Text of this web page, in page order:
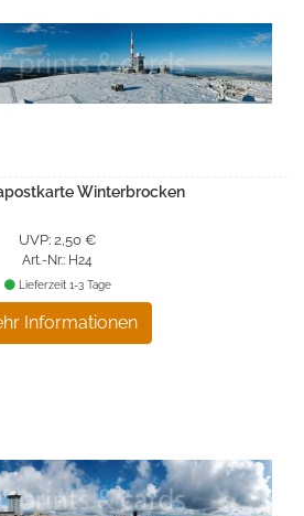
Winterbrocken
UVP: 2,50 €
Art.-Nr.: H24
Informationen
Lieferzeit 1-3 Tage